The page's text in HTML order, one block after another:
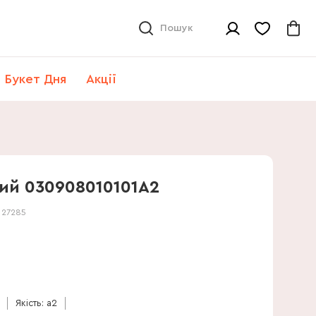
Пошук
Букет Дня Акції
030908010101А2
27285
Якість: a2